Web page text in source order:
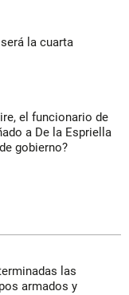
la cuarta
el funcionario de
a De la Espriella
gobierno?
las
armados y